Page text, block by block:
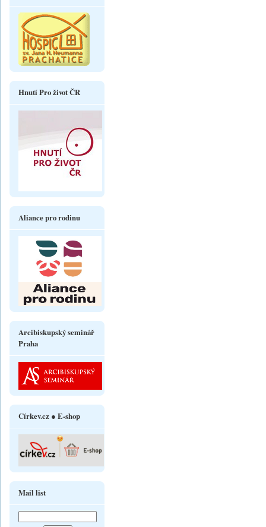
Hnutí Pro život ČR
Aliance pro rodinu
Arcibiskupský seminář
Praha
Církev.cz ● E-shop
Mail list